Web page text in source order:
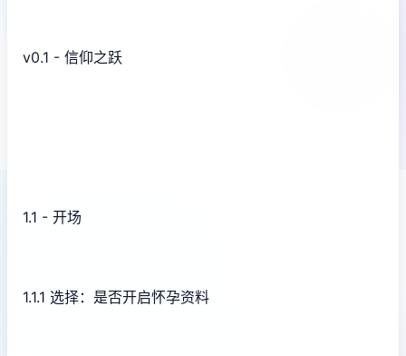
v0.1 - 信仰之跃
1.1 - 开场
1.1.1 选择：是否开启怀孕资料